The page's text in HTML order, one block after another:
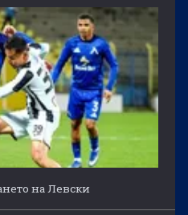
на Левски